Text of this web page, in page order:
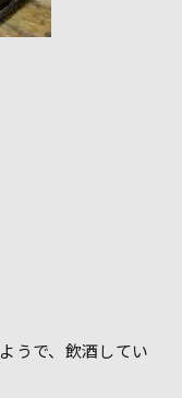
うで、飲酒してい